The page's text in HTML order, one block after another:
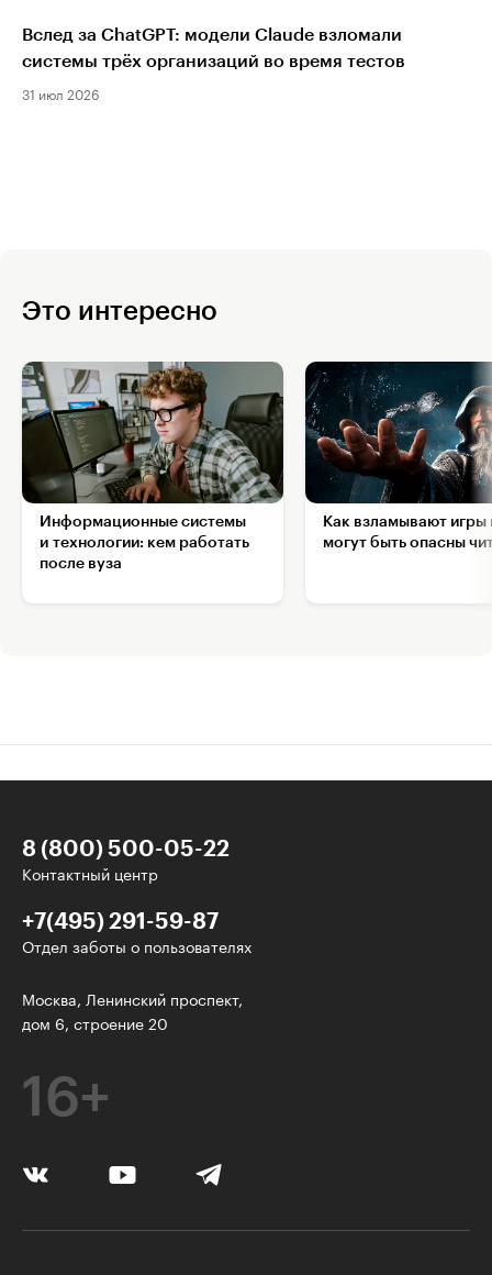
Вслед за ChatGPT: модели Claude взломали
системы трёх организаций во время тестов
31 июл 2026
Это интересно
Информационные системы
и технологии: кем работать
после вуза
Как взламывают игры
могут быть опасны
8 (800) 500-05-22
Контактный центр
+7(495) 291-59-87
Отдел заботы о пользователях
Москва, Ленинский проспект,
дом 6, строение 20
16+
Интересное - на почту!
Выберите тему рассылки
Дизайн
Программирование